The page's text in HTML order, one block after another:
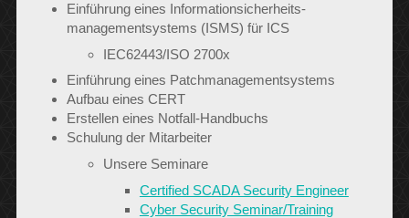
Einführung eines Informationsicherheits-
managementsystems (ISMS) für ICS
IEC62443/ISO 2700x
Einführung eines Patchmanagementsystems
Aufbau eines CERT
Erstellen eines Notfall-Handbuchs
Schulung der Mitarbeiter
Unsere Seminare
Certified SCADA Security Engineer
Cyber Security Seminar/Training